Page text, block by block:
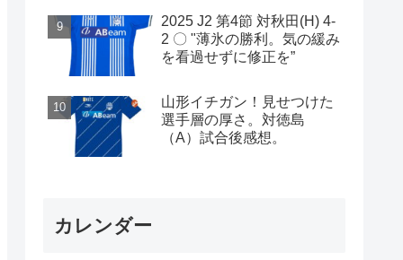
2025 J2 第4節 対秋田(H) 4-
2 〇 "薄氷の勝利。気の緩み
を看過せずに修正を”
山形イチガン！見せつけた
選手層の厚さ。対徳島
（A）試合後感想。
カレンダー